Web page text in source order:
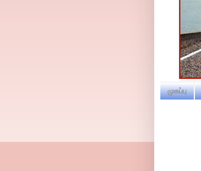
முகப்பு